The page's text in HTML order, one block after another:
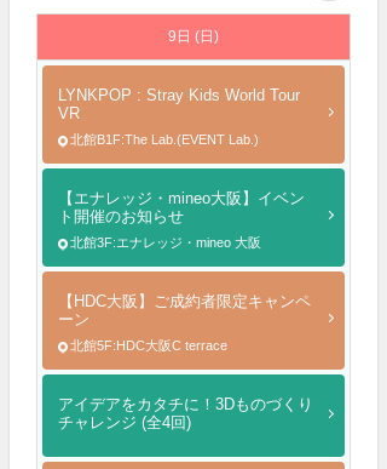
9日 (日)
LYNKPOP : Stray Kids World Tour
VR
北館B1F:The Lab.(EVENT Lab.)
【エナレッジ・mineo大阪】イベン
ト開催のお知らせ
北館3F:エナレッジ・mineo 大阪
【HDC大阪】ご成約者限定キャンペ
ーン
北館5F:HDC大阪C terrace
アイデアをカタチに！3Dものづくり
チャレンジ (全4回)